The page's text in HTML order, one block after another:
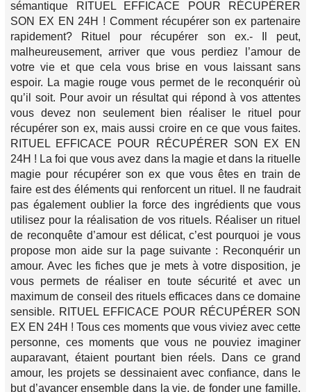
sémantique RITUEL EFFICACE POUR RÉCUPÉRER
SON EX EN 24H ! Comment récupérer son ex partenaire
rapidement? Rituel pour récupérer son ex.- Il peut,
malheureusement, arriver que vous perdiez l’amour de
votre vie et que cela vous brise en vous laissant sans
espoir. La magie rouge vous permet de le reconquérir où
qu’il soit. Pour avoir un résultat qui répond à vos attentes
vous devez non seulement bien réaliser le rituel pour
récupérer son ex, mais aussi croire en ce que vous faites.
RITUEL EFFICACE POUR RÉCUPÉRER SON EX EN
24H ! La foi que vous avez dans la magie et dans la rituelle
magie pour récupérer son ex que vous êtes en train de
faire est des éléments qui renforcent un rituel. Il ne faudrait
pas également oublier la force des ingrédients que vous
utilisez pour la réalisation de vos rituels. Réaliser un rituel
de reconquête d’amour est délicat, c’est pourquoi je vous
propose mon aide sur la page suivante : Reconquérir un
amour. Avec les fiches que je mets à votre disposition, je
vous permets de réaliser en toute sécurité et avec un
maximum de conseil des rituels efficaces dans ce domaine
sensible. RITUEL EFFICACE POUR RÉCUPÉRER SON
EX EN 24H ! Tous ces moments que vous viviez avec cette
personne, ces moments que vous ne pouviez imaginer
auparavant, étaient pourtant bien réels. Dans ce grand
amour, les projets se dessinaient avec confiance, dans le
but d’avancer ensemble dans la vie, de fonder une famille,